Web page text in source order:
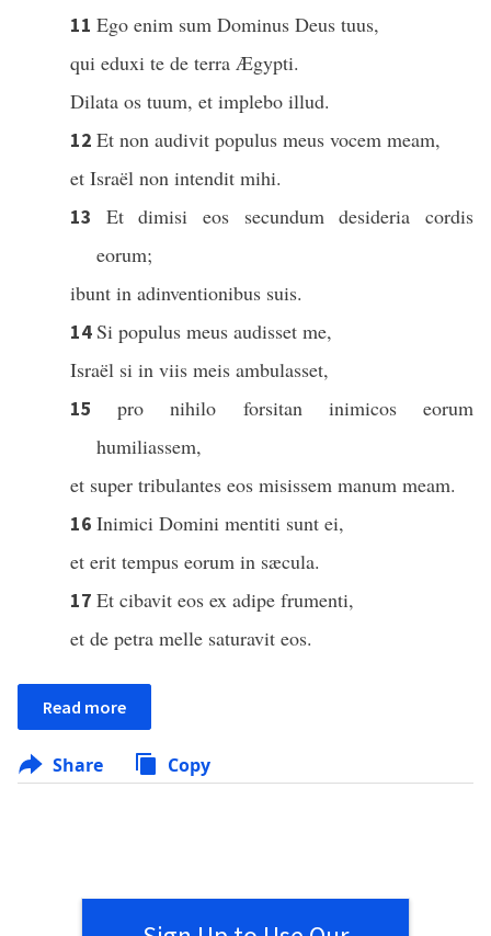
11 Ego enim sum Dominus Deus tuus,
qui eduxi te de terra Ægypti.
Dilata os tuum, et implebo illud.
12 Et non audivit populus meus vocem meam,
et Israël non intendit mihi.
13 Et dimisi eos secundum desideria cordis
eorum;
ibunt in adinventionibus suis.
14Si populus meus audisset me,
Israël si in viis meis ambulasset,
15pro nihilo forsitan inimicos eorum
humiliassem,
et super tribulantes eos misissem manum meam.
16 Inimici Domini mentiti sunt ei,
et erit tempus eorum in sæcula.
17 Et cibavit eos ex adipe frumenti,
et de petra melle saturavit eos.
Read more
Share Copy